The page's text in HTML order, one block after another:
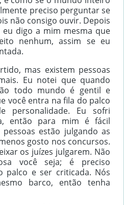
preciso perguntar se
não consigo ouvir. Depois
digo a mim mesma que
nenhum, assim se eu
mas existem pessoas
Eu notei que quando
todo mundo é gentil e
você entra na fila do palco
personalidade. Eu sofri
então para mim é fácil
estão julgando as
gosto nos concursos.
os juízes julgarem. Não
você seja; é preciso
palco e ser criticada. Nós
barco, então tenha